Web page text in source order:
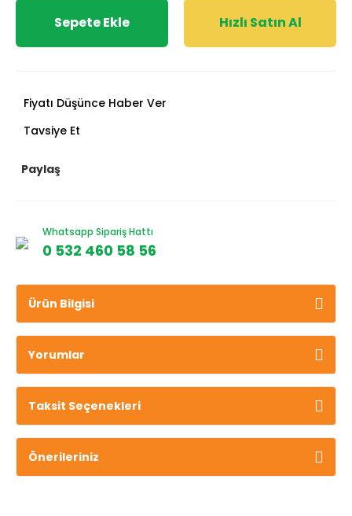
Sepete Ekle Hızlı Satın Al
Fiyatı Düşünce Haber Ver
Tavsiye Et
Paylaş
Whatsapp Sipariş Hattı
0 532 460 58 56
Ürün Bilgisi
Yorumlar
Taksit Seçenekleri
Önerileriniz